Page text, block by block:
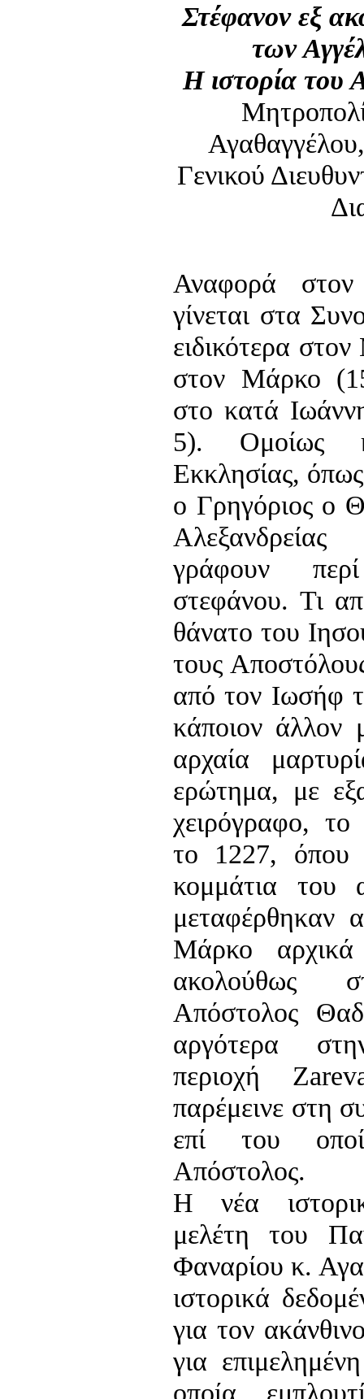
Στέφανον εξ
των
Η ιστορία του
Γενικού
Αναφορά στον
γίνεται στα
ειδικότερα
στον Μάρκο
στο κατά
5). Ομοίως
Εκκλησίας,
ο Γρηγόριος ο
γράφουν
στεφάνου. Τι
θάνατο του
τους
από τον Ιωσήφ
κάποιον άλλον
αρχαία
ερώτημα, με
χειρόγραφο, το
το 1227, όπου
κομμάτια του
μεταφέρθηκαν
Μάρκο
ακολούθως
Απόστολος
αργότερα
περιοχή
παρέμεινε στη
επί του
Απόστολος.
Η νέα
μελέτη του
Φαναρίου κ.
ιστορικά
για τον
για
οποία